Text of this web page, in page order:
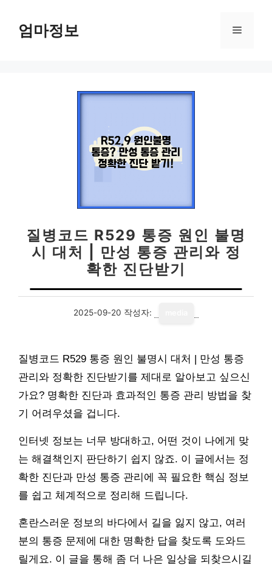
엄마정보 메
질병코드 R529 통증 원인 불명
시 대처 | 만성 통증 관리와 정
확한 진단받기
2025-09-20 작성자:
질병코드 R529 통증 원인 불명시 대처 | 만성 통증
관리와 정확한 진단받기를 제대로 알아보고 싶으신
가요? 명확한 진단과 효과적인 통증 관리 방법을 찾
기 어려우셨을 겁니다.
인터넷 정보는 너무 방대하고, 어떤 것이 나에게 맞
는 해결책인지 판단하기 쉽지 않죠. 이 글에서는 정
확한 진단과 만성 통증 관리에 꼭 필요한 핵심 정보
를 쉽고 체계적으로 정리해 드립니다.
혼란스러운 정보의 바다에서 길을 잃지 않고, 여러
분의 통증 문제에 대한 명확한 답을 찾도록 도와드
릴게요. 이 글을 통해 좀 더 나은 일상을 되찾으시길